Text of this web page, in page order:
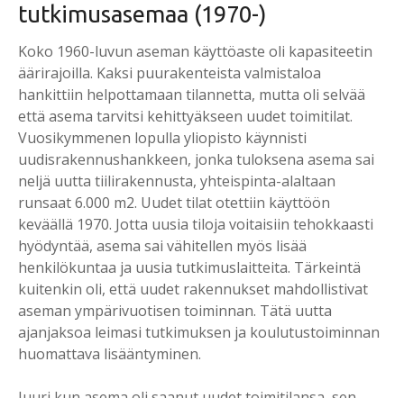
tut­ki­mus­a­se­maa (1970-)
Koko 1960-luvun aseman käyttöaste oli kapasiteetin
äärirajoilla. Kaksi puurakenteista valmistaloa
hankittiin helpottamaan tilannetta, mutta oli selvää
että asema tarvitsi kehittyäkseen uudet toimitilat.
Vuosikymmenen lopulla yliopisto käynnisti
uudisrakennushankkeen, jonka tuloksena asema sai
neljä uutta tiilirakennusta, yhteispinta-alaltaan
runsaat 6.000 m2. Uudet tilat otettiin käyttöön
keväällä 1970. Jotta uusia tiloja voitaisiin tehokkaasti
hyödyntää, asema sai vähitellen myös lisää
henkilökuntaa ja uusia tutkimuslaitteita. Tärkeintä
kuitenkin oli, että uudet rakennukset mahdollistivat
aseman ympärivuotisen toiminnan. Tätä uutta
ajanjaksoa leimasi tutkimuksen ja koulutustoiminnan
huomattava lisääntyminen.